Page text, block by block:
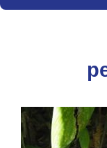
available